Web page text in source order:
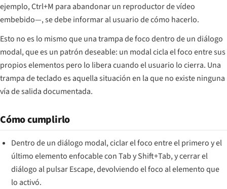
ejemplo, Ctrl+M para abandonar un reproductor de vídeo
embebido—, se debe informar al usuario de cómo hacerlo.
Esto no es lo mismo que unatrampa de foco dentro de un diálogo
modal, que es un patrón deseable: un modal cicla el foco entre sus
propios elementos pero lo libera cuando el usuario lo cierra. Una
trampa de teclado es aquella situación en la que no existe ninguna
vía de salida documentada.
Cómo cumplirlo
Dentro de un diálogo modal, ciclar el foco entre el primero y el
último elemento enfocable con Tab y Shift+Tab,ycerrar el
diálogo al pulsar Escape, devolviendo el foco al elemento que
lo activó.